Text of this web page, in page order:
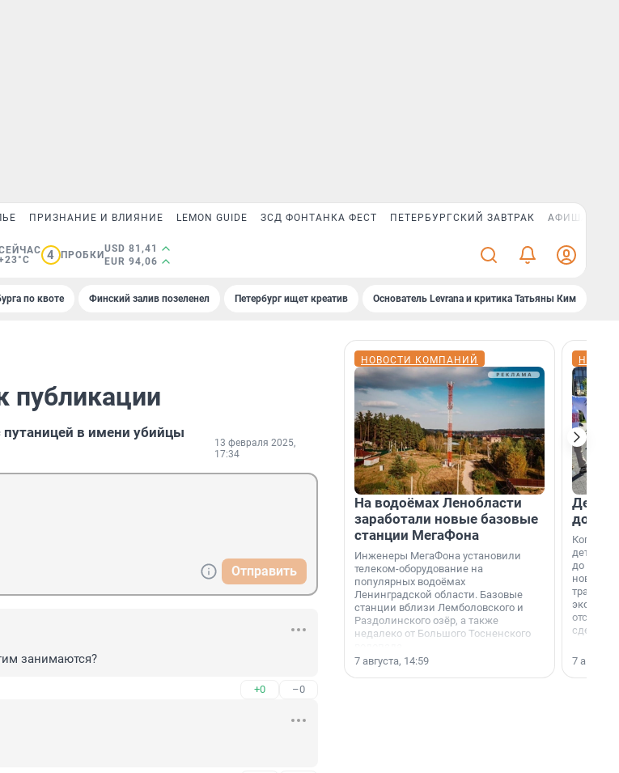
ПРИЗНАНИЕ И ВЛИЯНИЕ LEMON GUIDE ЗСД ФОНТАНКА ФЕСТ ПЕТЕРБУРГСКИЙ ЗАВТРАК АФИША PLUS
4 ПРОБКИ
USD 81,41
EUR 94,06
по квоте Финский залив позеленел Петербург ищет креатив Основатель Levrana и критика Татьяны Ким
публикации
путаницей в имени убийцы
13 февраля 2025,
17:34
Отправить
занимаются?
+0 –0
НОВОСТИ КОМПАНИЙ
На водоёмах Ленобласти
заработали новые базовые
станции МегаФона
Инженеры МегаФона установили
телеком-оборудование на
популярных водоёмах
Ленинградской области. Базовые
станции вблизи Лемболовского и
Раздолинского озёр, а также
недалеко от Большого Тосненского
7 августа, 14:59
Когда-
дети
до
новости
сделали
7